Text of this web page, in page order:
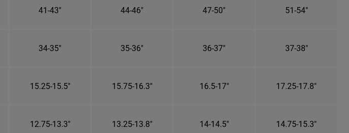
41-43" 44-46" 47-50" 51-54"
34-35" 35-36" 36-37" 37-38"
15.25-15.5" 15.75-16.3" 16.5-17" 17.25-17.8"
12.75-13.3" 13.25-13.8" 14-14.5" 14.75-15.3"